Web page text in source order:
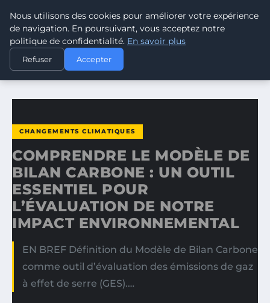
CLIMATE GUARDIAN
ACCUEIL
CHANGEMENTS CLIMATIQUES
COMPRENDRE LE MODÈLE DE BILAN CARBONE : UN OUTIL…
CHANGEMENTS CLIMATIQUES
COMPRENDRE LE MODÈLE DE
BILAN CARBONE : UN OUTIL
ESSENTIEL POUR
L’ÉVALUATION DE NOTRE
IMPACT ENVIRONNEMENTAL
EN BREF Définition du Modèle de Bilan Carbone
comme outil d’évaluation des émissions de gaz
à effet de serre (GES).…
Nous utilisons des cookies pour améliorer votre expérience
de navigation. En poursuivant, vous acceptez notre
politique de confidentialité. En savoir plus
Refuser Accepter